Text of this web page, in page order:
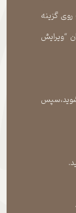
گزینه
“ویرایش
شوید،سپس